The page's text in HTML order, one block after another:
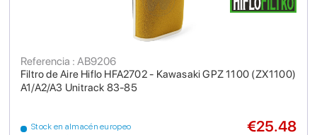
Filtro de Aire Hiflo HFA2702 - Kawasaki GPZ 1100 (ZX1100)
A1/A2/A3 Unitrack 83-85
Referencia : AB9206
Stock en almacén europeo
€25.48